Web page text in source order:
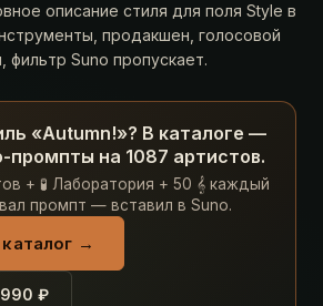
описание стиля для поля Style в
продакшен, голосовой
Suno пропускает.
«Autumn!»? В каталоге —
промпты на 1087 артистов.
+ 🧪 Лаборатория + 50 𝄞 каждый
промпт — вставил в Suno.
→
990 ₽